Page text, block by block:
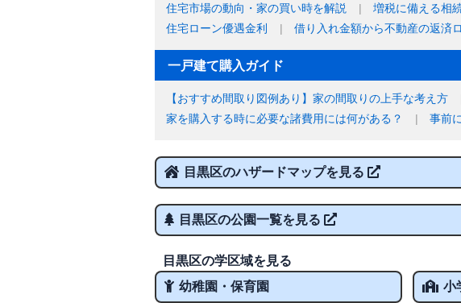
住宅市場の動向・家の買い時を解説 増税に備える相
住宅ローン優遇金利
借り入れ金額から不動産の返済
一戸建て購入ガイド
【おすすめ間取り図例あり】家の間取りの上手な考え方
家を購入する時に必要な諸費用には何がある？
事前
目黒区のハザードマップを見る
目黒区の公園一覧を見る
目黒区の学区域を見る
幼稚園・保育園
小